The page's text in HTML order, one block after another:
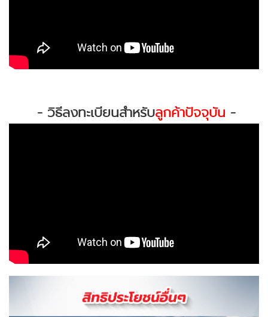
- วิธีลงทะเบียนสำหรับลูกค้าปัจจุบัน -